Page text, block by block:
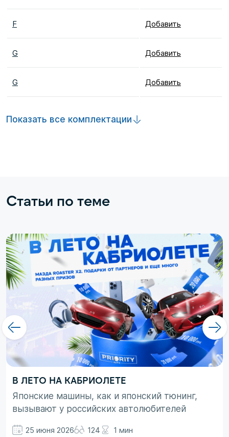
F Добавить
G Добавить
G Добавить
Показать все комплектации
Статьи по теме
В ЛЕТО НА КАБРИОЛЕТЕ
Японские машины, как и японский тюнинг,
вызывают у российских автолюбителей
просто ассоциируются с вполне понятными
25 июня 2026 124 1 мин